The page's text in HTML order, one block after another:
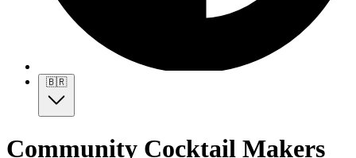
🇧🇷
Community Cocktail Makers